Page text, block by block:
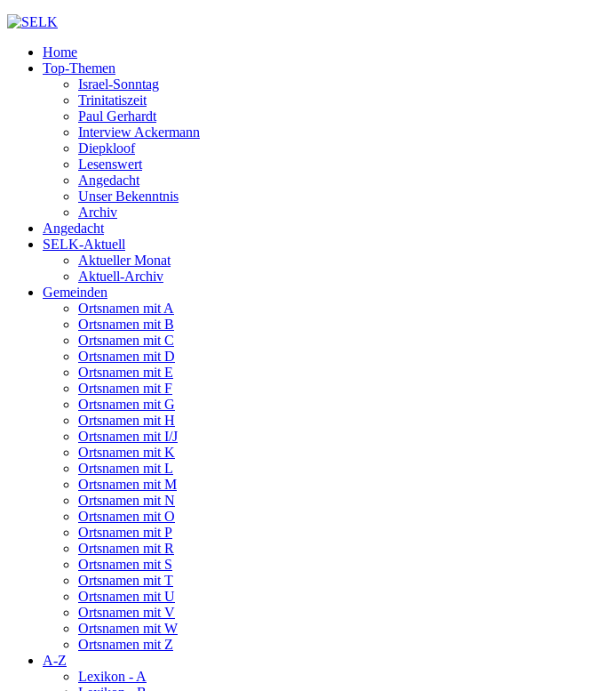
Home
Top-Themen
Israel-Sonntag
Trinitatiszeit
Paul Gerhardt
Interview Ackermann
Diepkloof
Lesenswert
Angedacht
Unser Bekenntnis
Archiv
Angedacht
SELK-Aktuell
Aktueller Monat
Aktuell-Archiv
Gemeinden
Ortsnamen mit A
Ortsnamen mit B
Ortsnamen mit C
Ortsnamen mit D
Ortsnamen mit E
Ortsnamen mit F
Ortsnamen mit G
Ortsnamen mit H
Ortsnamen mit I/J
Ortsnamen mit K
Ortsnamen mit L
Ortsnamen mit M
Ortsnamen mit N
Ortsnamen mit O
Ortsnamen mit P
Ortsnamen mit R
Ortsnamen mit S
Ortsnamen mit T
Ortsnamen mit U
Ortsnamen mit V
Ortsnamen mit W
Ortsnamen mit Z
A-Z
Lexikon - A